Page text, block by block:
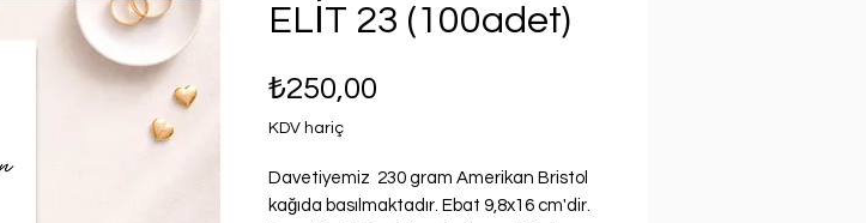
ELİT 23 (100adet)
₺250,00Fiyat
KDV hariç
Davetiyemiz 230 gram Amerikan Bristol
kağıda basılmaktadır. Ebat 9,8x16 cm'dir.